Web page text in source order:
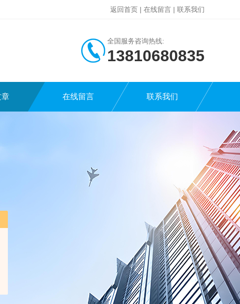
返回首页 | 在线留言 | 联系我们
全国服务咨询热线:
13810680835
章 在线留言 联系我们